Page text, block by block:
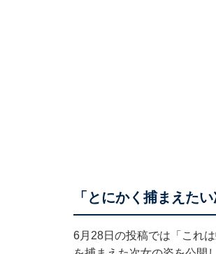
「とにかく捕まえた
6月28日の投稿では「これ